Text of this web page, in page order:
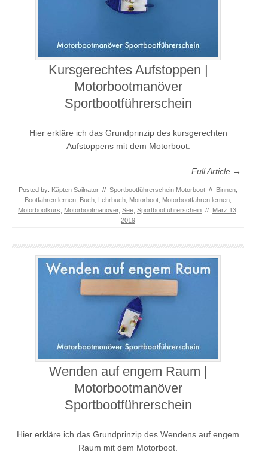
Kursgerechtes Aufstoppen |
Motorbootmanöver
Sportbootführerschein
Hier erkläre ich das Grundprinzip des kursgerechten
Aufstoppens mit dem Motorboot.
Full Article →
Posted by: Käpten Sailnator // Sportbootführerschein Motorboot // Binnen
Bootfahren lernen Buch Lehrbuch Motorboot Motorbootfahren lernen
Motorbootkurs
Motorbootmanöver, See Sportbootführerschein // März 13,
2019
Wenden auf engem Raum |
Motorbootmanöver
Sportbootführerschein
Hier erkläre ich das Grundprinzip des Wendens auf engem
Raum mit dem Motorboot.